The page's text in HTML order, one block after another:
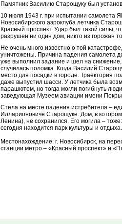
Памятник Василию Старощуку был
10 июля 1943 г. при испытании самолета
Новосибирского аэроклуба летчика
Красный проспект. Удар был такой силы,
разрушен ни один дом, никто из горожан
Не очень много известно о той
уничтожены. Причина падения самолета
уже выполнил задание и шел на
случилась поломка. Когда Василий
место для посадки в городе. Траектория
даже выпустил шасси. У летчика была
парашютом, но тогда могли погибнуть
заведующая Музеем авиации имени
Стела на месте падения истребителя –
Илларионовиче Старощуке. Дом, в
Ленина), не сохранился. Его могила –
сегодня находится парк культуры и отдыха.
Местонахождение: г. Новосибирск, на
станции метро – «Красный проспект» и